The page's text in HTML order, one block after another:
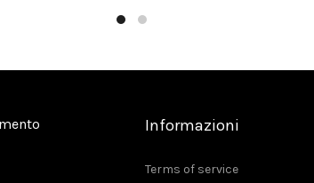
Informazioni
Terms of service